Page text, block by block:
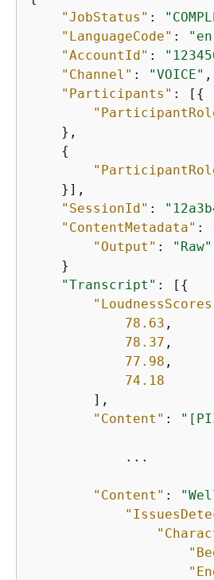
"JobStatus" :
"LanguageCode" :
"AccountId" :
"Channel" : "VOICE" ,
"Participants" : [ {
    },
{
    }],
"SessionId" :
"ContentMetadata" :
"Output" :
"Raw"
    }
"Transcript" : [ {
78.63 ,
78.37 ,
77.98 ,
74.18
        ],
"Content" :
            ...
"Content" :